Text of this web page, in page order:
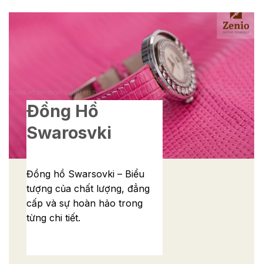
Đồng Hồ
Swarosvki
Đồng hồ Swarsovki – Biểu
tượng của chất lượng, đẳng
cấp và sự hoàn hảo trong
từng chi tiết.